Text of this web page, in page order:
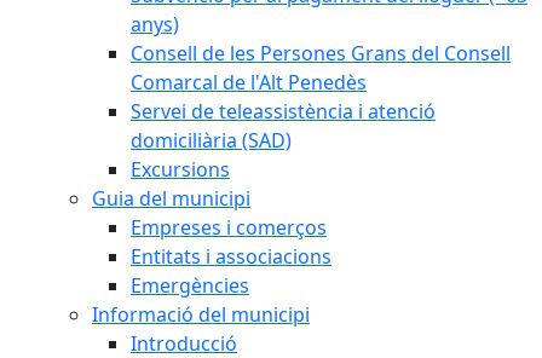
anys)
Consell de les Persones Grans del Consell
Comarcal de l'Alt Penedès
Servei de teleassistència i atenció
domiciliària (SAD)
Excursions
Guia del municipi
Empreses i comerços
Entitats i associacions
Emergències
Informació del municipi
Introducció